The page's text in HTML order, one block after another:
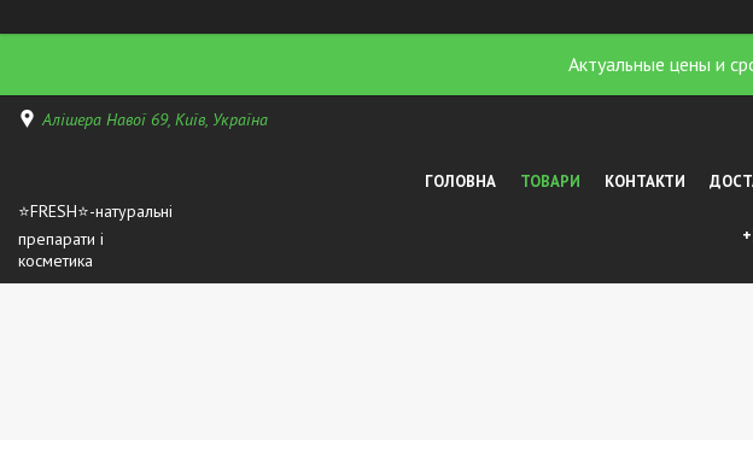
Актуальные цены и
Алішера Навої 69, Київ, Україна
⭐FRESH⭐-натуральні
препарати і
косметика
ГОЛОВНА ТОВАРИ КОНТАКТИ